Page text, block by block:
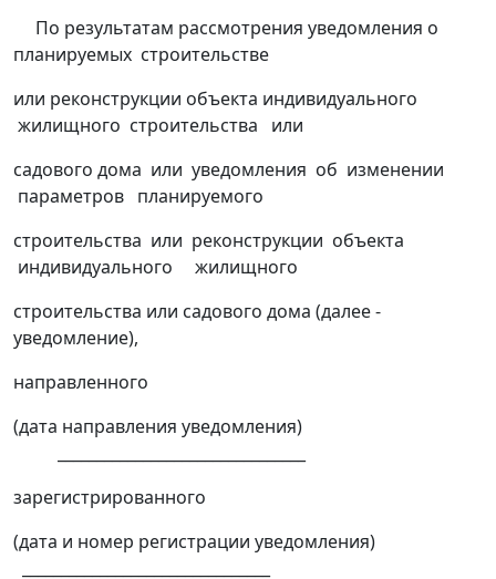
По результатам рассмотрения уведомления о
планируемых строительстве
или реконструкции объекта индивидуального
жилищного строительства или
садового дома или уведомления об изменении
параметров планируемого
строительства или реконструкции объекта
индивидуального жилищного
строительства или садового дома (далее -
уведомление),
направленного
(дата направления уведомления)
зарегистрированного
(дата и номер регистрации уведомления)